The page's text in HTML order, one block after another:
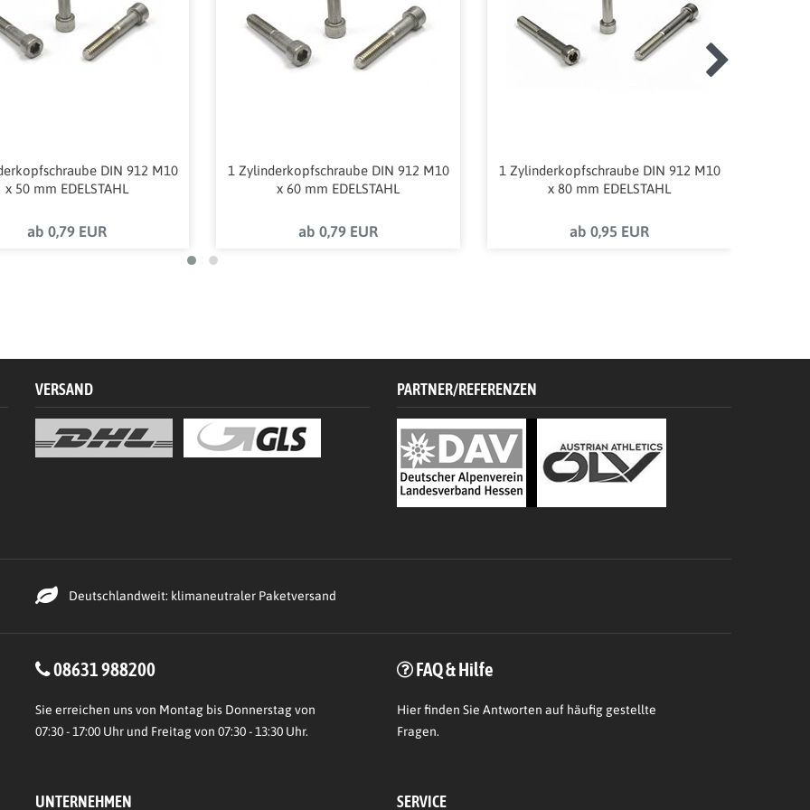
DIN 912 M10
x 50 mm EDELSTAHL
ab 0,79 EUR
1 Zylinderkopfschraube DIN 912 M10
x 60 mm EDELSTAHL
ab 0,79 EUR
1 Zylinderkopfschraube DIN 912 M10
x 80 mm EDELSTAHL
ab 0,95 EUR
VERSAND PARTNER/REFERENZEN
Deutschlandweit: klimaneutraler Paketversand
08631 988200
Sie erreichen uns von Montag bis Donnerstag von
07:30 - 17:00 Uhr und Freitag von 07:30 - 13:30 Uhr.
FAQ & Hilfe
Hierfinden Sie Antworten auf häufig gestellte
Fragen.
UNTERNEHMEN SERVICE